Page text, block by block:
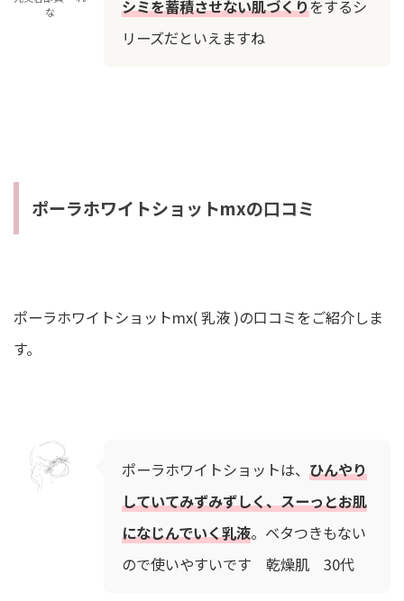
な
シミを蓄積させない肌づくりをするシ
リーズだといえますね
ポーラホワイトショットmxの口コミ
ポーラホワイトショットmx( 乳液 )の口コミをご紹介しま
す。
ポーラホワイトショットは、 ひんやり
していてみずみずしく、スーっとお肌
になじんでいく乳液。ベタつきもない
ので使いやすいです 乾燥肌 30代